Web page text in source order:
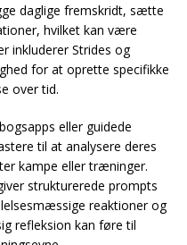
daglige fremskridt, sætte
hvilket kan være
inkluderer Strides og
for at oprette specifikke
over tid.
eller guidede
til at analysere deres
kampe eller træninger.
strukturerede prompts
reaktioner og
refleksion kan føre til